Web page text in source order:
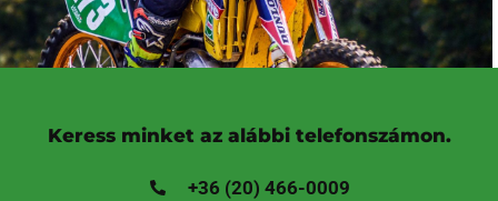
Keress minket az alábbi telefonszámon.
+36 (20) 466-0009